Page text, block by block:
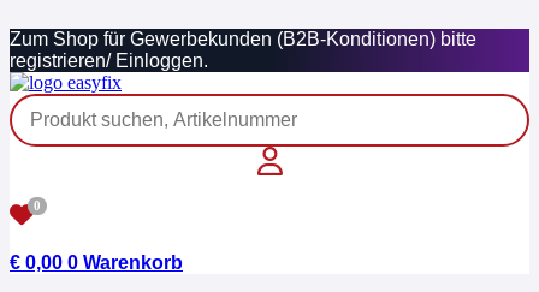
Inhalt
springen
Zum Shop für Gewerbekunden (B2B-Konditionen) bitte
registrieren/ Einloggen.
0
€ 0,00 0 Warenkorb